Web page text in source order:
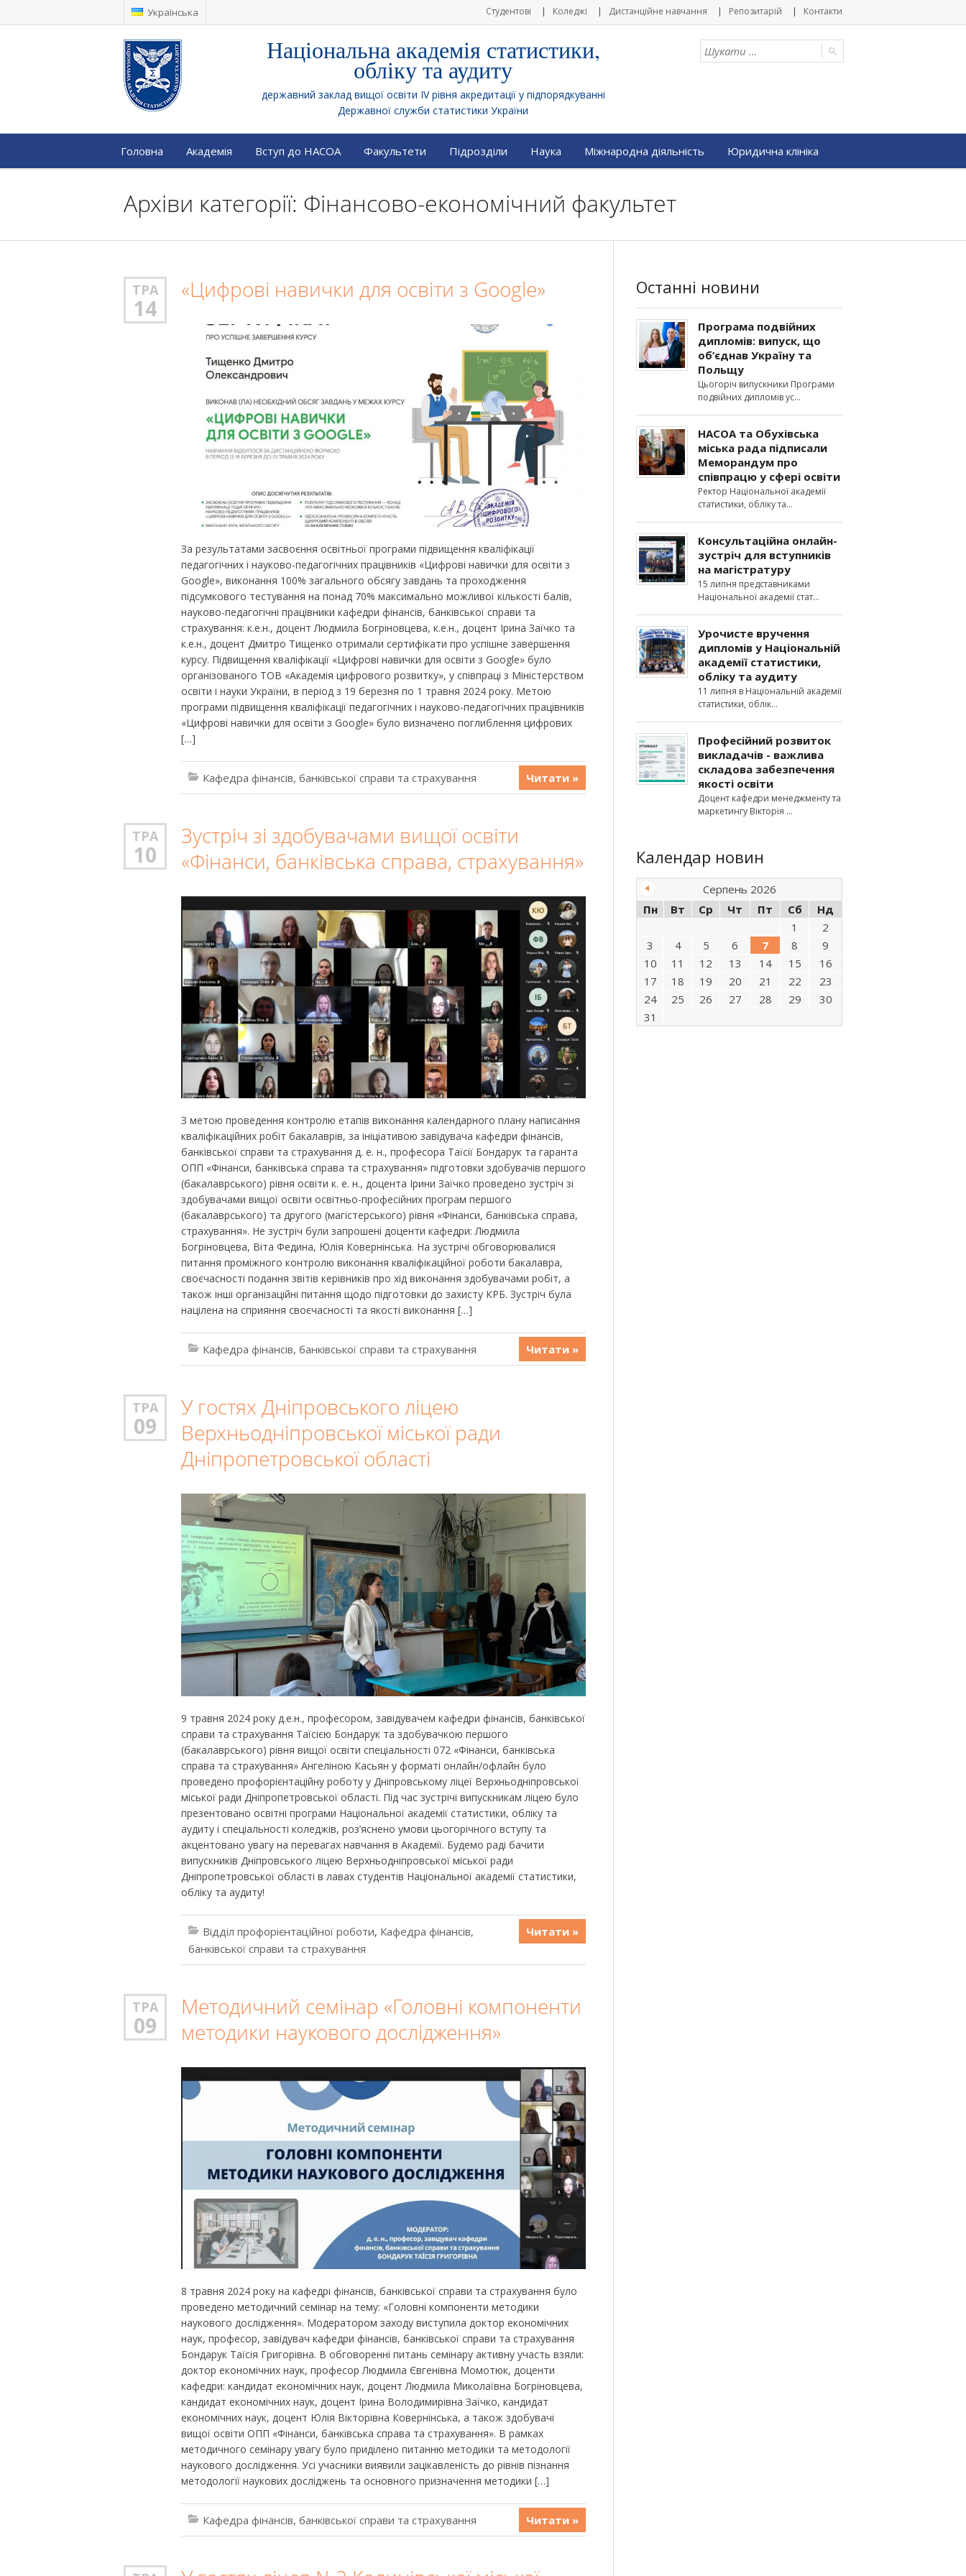
Українська Студентові Коледжі Дистанційне навчання Репозитарій Контакти
Національна академія статистики,
обліку та аудиту
державний заклад вищої освіти IV рівня акредитації у підпорядкуванні
Державної служби статистики України
Головна Академія Вступ до НАСОА Факультети Підрозділи Наука Міжнародна діяльність Юридична клініка
Архіви категорії: Фінансово-економічний факультет
ТРА
14
«Цифрові навички для освіти з Google»
За результатами засвоєння освітньої програми підвищення кваліфікації
педагогічних і науково-педагогічних працівників «Цифрові навички для освіти з
Google», виконання 100% загального обсягу завдань та проходження
підсумкового тестування на понад 70% максимально можливої кількості балів,
науково-педагогічні працівники кафедри фінансів, банківської справи та
страхування: к.е.н., доцент Людмила Богріновцева, к.е.н., доцент Ірина Заїчко та
к.е.н., доцент Дмитро Тищенко отримали сертифікати про успішне завершення
курсу. Підвищення кваліфікації «Цифрові навички для освіти з Google» було
організованого ТОВ «Академія цифрового розвитку», у співпраці з Міністерством
освіти і науки України, в період з 19 березня по 1 травня 2024 року. Метою
програми підвищення кваліфікації педагогічних і науково-педагогічних працівників
«Цифрові навички для освіти з Google» було визначено поглиблення цифрових
[…]
Кафедра фінансів, банківської справи та страхування Читати »
ТРА
10
Зустріч зі здобувачами вищої освіти
«Фінанси, банківська справа, страхування»
З метою проведення контролю етапів виконання календарного плану написання
кваліфікаційних робіт бакалаврів, за ініціативою завідувача кафедри фінансів,
банківської справи та страхування д. е. н., професора Таїсії Бондарук та гаранта
ОПП «Фінанси, банківська справа та страхування» підготовки здобувачів першого
(бакалаврського) рівня освіти к. е. н., доцента Ірини Заїчко проведено зустріч зі
здобувачами вищої освіти освітньо-професійних програм першого
(бакалаврського) та другого (магістерського) рівня «Фінанси, банківська справа,
страхування». Не зустріч були запрошені доценти кафедри: Людмила
Богріновцева, Віта Федина, Юлія Ковернінська. На зустрічі обговорювалися
питання проміжного контролю виконання кваліфікаційної роботи бакалавра,
своєчасності подання звітів керівників про хід виконання здобувачами робіт, а
також інші організаційні питання щодо підготовки до захисту КРБ. Зустріч була
націлена на сприяння своєчасності та якості виконання […]
Кафедра фінансів, банківської справи та страхування Читати »
ТРА
09
У гостях Дніпровського ліцею
Верхньодніпровської міської ради
Дніпропетровської області
9 травня 2024 року д.е.н., професором, завідувачем кафедри фінансів, банківської
справи та страхування Таїсією Бондарук та здобувачкою першого
(бакалаврського) рівня вищої освіти спеціальності 072 «Фінанси, банківська
справа та страхування» Ангеліною Касьян у форматі онлайн/офлайн було
проведено профорієнтаційну роботу у Дніпровському ліцеї Верхньодніпровської
міської ради Дніпропетровської області. Під час зустрічі випускникам ліцею було
презентовано освітні програми Національної академії статистики, обліку та
аудиту і спеціальності коледжів, роз’яснено умови цьогорічного вступу та
акцентовано увагу на перевагах навчання в Академії. Будемо раді бачити
випускників Дніпровського ліцею Верхньодніпровської міської ради
Дніпропетровської області в лавах студентів Національної академії статистики,
обліку та аудиту!
Відділ профорієнтаційної роботи, Кафедра фінансів,
банківської справи та страхування
Читати »
ТРА
09
Методичний семінар «Головні компоненти
методики наукового дослідження»
8 травня 2024 року на кафедрі фінансів, банківської справи та страхування було
проведено методичний семінар на тему: «Головні компоненти методики
наукового дослідження». Модератором заходу виступила доктор економічних
наук, професор, завідувач кафедри фінансів, банківської справи та страхування
Бондарук Таїсія Григорівна. В обговоренні питань семінару активну участь взяли:
доктор економічних наук, професор Людмила Євгенівна Момотюк, доценти
кафедри: кандидат економічних наук, доцент Людмила Миколаївна Богріновцева,
кандидат економічних наук, доцент Ірина Володимирівна Заїчко, кандидат
економічних наук, доцент Юлія Вікторівна Ковернінська, а також здобувачі
вищої освіти ОПП «Фінанси, банківська справа та страхування». В рамках
методичного семінару увагу було приділено питанню методики та методології
наукового дослідження. Усі учасники виявили зацікавленість до рівнів пізнання
методології наукових досліджень та основного призначення методики […]
Кафедра фінансів, банківської справи та страхування Читати »
Останні новини
Програма подвійних
дипломів: випуск, що
об’єднав Україну та
Польщу
Цьогоріч випускники Програми
подвійних дипломів ус
НАСОА та Обухівська
міська рада підписали
Меморандум про
співпрацю у сфері освіти
Ректор Національної академії
статистики, обліку та
Консультаційна онлайн-
зустріч для вступників
на магістратуру
15 липня представниками
Національної академії стат
Урочисте вручення
дипломів у Національній
академії статистики,
обліку та аудиту
11 липня в Національній академії
статистики, облік
Професійний розвиток
викладачів - важлива
складова забезпечення
якості освіти
Доцент кафедри менеджменту та
маркетингу Вікторія
Календар новин
Серпень 2026
Пн
Вт Ср Чт Пт Сб
Нд
1
2
3
4 5 6 7 8
9
10
11 12 13 14 15
16
17
18 19 20 21 22
23
24
25 26 27 28 29
30
31